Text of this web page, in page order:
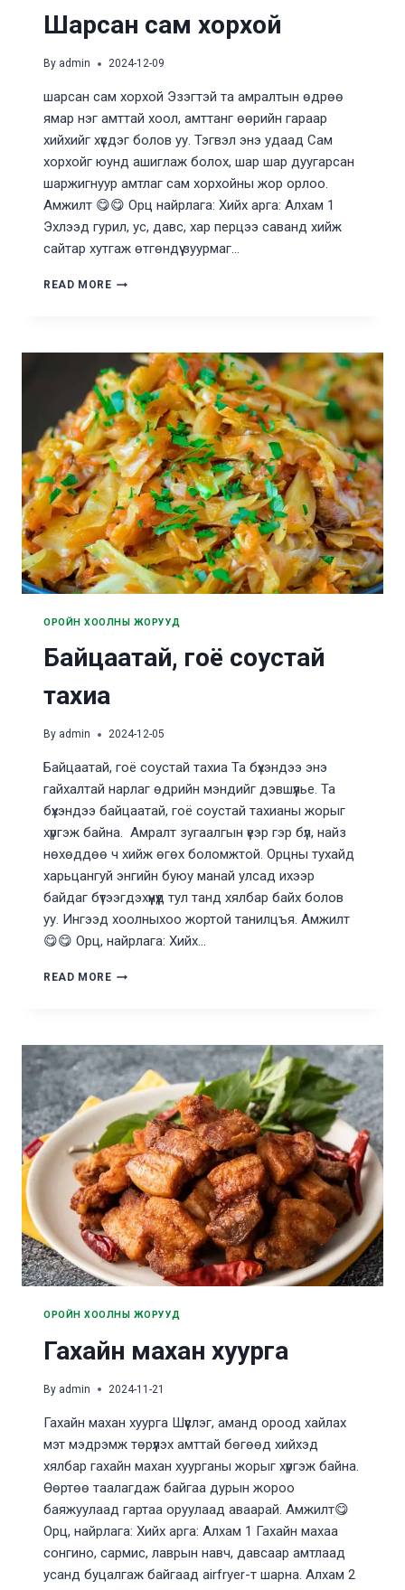
Шарсан сам хорхой
By admin 2024-12-09
шарсан сам хорхой Эзэгтэй та амралтын өдрөө
ямар нэг амттай хоол, амттанг өөрийн гараар
хийхийг хүсдэг болов уу. Тэгвэл энэ удаад Сам
хорхойг юунд ашиглаж болох, шар шар дуугарсан
шаржигнуур амтлаг сам хорхойны жор орлоо.
Амжилт 😋😋 Орц найрлага: Хийх арга: Алхам 1
Эхлээд гурил, ус, давс, хар перцээ саванд хийж
сайтар хутгаж өтгөндүү зуурмаг…
READ MOREШАРСАН
ОРОЙН ХООЛНЫ ЖОРУУД
Байцаатай, гоё соустай
тахиа
By admin 2024-12-05
Байцаатай, гоё соустай тахиа Та бүхэндээ энэ
гайхалтай нарлаг өдрийн мэндийг дэвшүүлье. Та
бүхэндээ байцаатай, гоё соустай тахианы жорыг
хүргэж байна. Амралт зугаалгын үеэр гэр бүл, найз
нөхөддөө ч хийж өгөх боломжтой. Орцны тухайд
харьцангуй энгийн буюу манай улсад ихээр
байдаг бүтээгдэхүүнүүд тул танд хялбар байх болов
уу. Ингээд хоолныхоо жортой танилцъя. Амжилт
😋😋 Орц, найрлага: Хийх…
READ MOREБАЙЦААТАЙ,
ОРОЙН ХООЛНЫ ЖОРУУД
Гахайн махан хуурга
By admin 2024-11-21
Гахайн махан хуурга Шүүслэг, аманд ороод хайлах
мэт мэдрэмж төрүүлэх амттай бөгөөд хийхэд
хялбар гахайн махан хуурганы жорыг хүргэж байна.
Өөртөө таалагдаж байгаа дурын жороо
баяжуулаад гартаа оруулаад аваарай. Амжилт😋
Орц, найрлага: Хийх арга: Алхам 1 Гахайн махаа
сонгино, сармис, лаврын навч, давсаар амтлаад
усанд буцалгаж байгаад аirfryer-т шарна. Алхам 2